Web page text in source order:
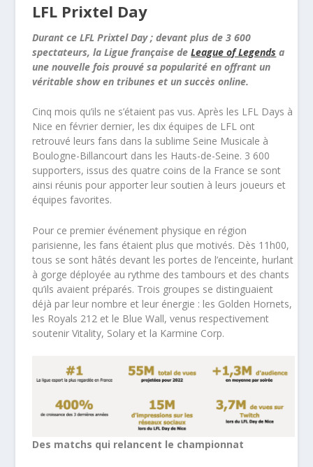
LFL Prixtel Day
Durant ce LFL Prixtel Day ; devant plus de 3 600
spectateurs, la Ligue française deLeague of Legends a
une nouvelle fois prouvé sa popularité en offrant un
véritable show en tribunes et un succès online.
Cinq mois qu’ils ne s’étaient pas vus. Après les LFL Days à
Nice en février dernier, les dix équipes de LFL ont
retrouvé leurs fans dans la sublime Seine Musicale à
Boulogne-Billancourt dans les Hauts-de-Seine. 3 600
supporters, issus des quatre coins de la France se sont
ainsi réunis pour apporter leur soutien à leurs joueurs et
équipes favorites.
Pour ce premier événement physique en région
parisienne, les fans étaient plus que motivés. Dès 11h00,
tous se sont hâtés devant les portes de l’enceinte, hurlant
à gorge déployée au rythme des tambours et des chants
qu’ils avaient préparés. Trois groupes se distinguaient
déjà par leur nombre et leur énergie : les Golden Hornets,
les Royals 212 et le Blue Wall, venus respectivement
soutenir Vitality, Solary et la Karmine Corp.
Des matchs qui relancent le championnat